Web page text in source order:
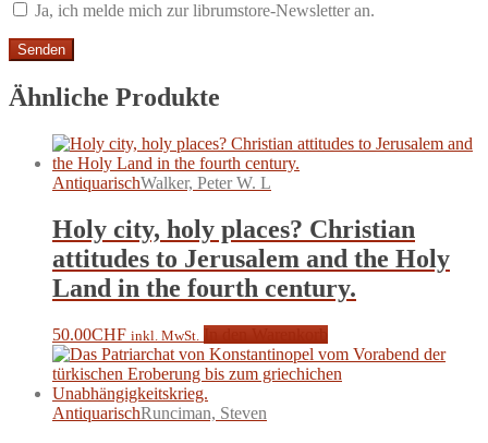
Ja, ich melde mich zur librumstore-Newsletter an.
Ähnliche Produkte
AntiquarischWalker, Peter W. L
Holy city, holy places? Christian
attitudes to Jerusalem and the Holy
Land in the fourth century.
50.00CHF inkl. MwSt.
AntiquarischRunciman, Steven